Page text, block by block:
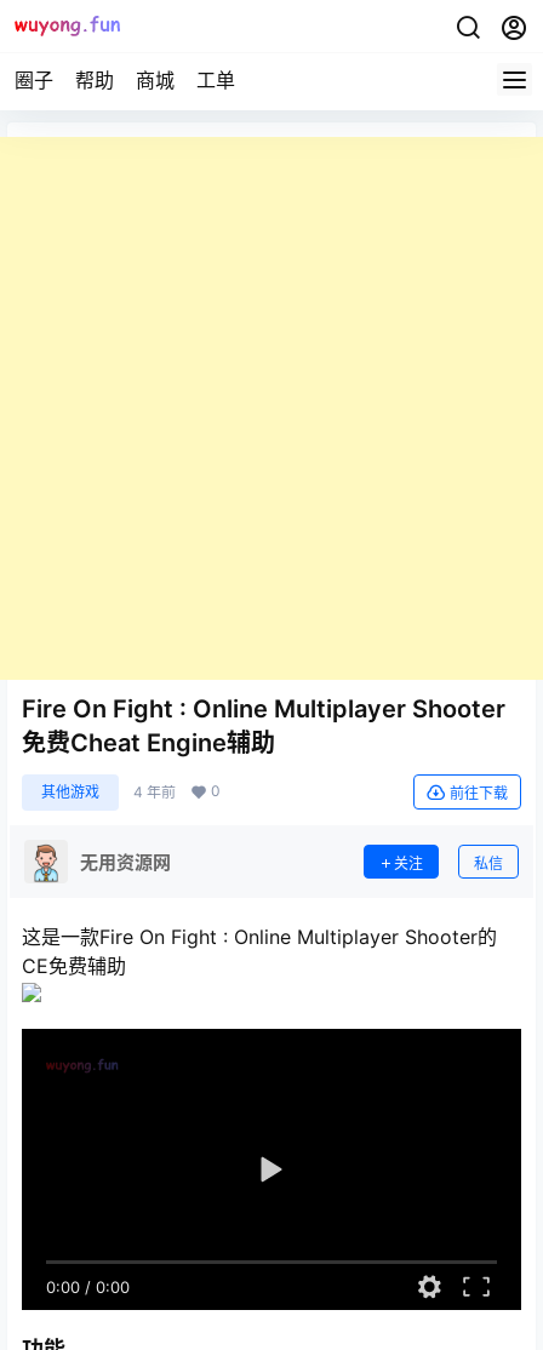
圈子 帮助 商城 工单
Fire On Fight : Online Multiplayer Shooter
免费Cheat Engine辅助
其他游戏 4 年前 0 前往下载
无用资源网 关注 私信
这是一款Fire On Fight : Online Multiplayer Shooter的
CE免费辅助
0:00 / 0:00